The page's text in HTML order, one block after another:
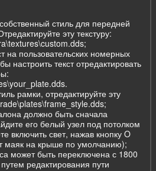
стиль для передней
эту текстуру:
на пользовательских номерных
настроить текст отредактировать
рамки, отредактируйте эту
должно быть сначала
его белый узел под потолком
включить свет, нажав кнопку O
маяк на крыше по умолчанию);
может быть переключена с 1800
редактирования пути